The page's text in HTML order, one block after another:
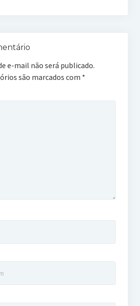
e-mail não será publicado.
são marcados com *